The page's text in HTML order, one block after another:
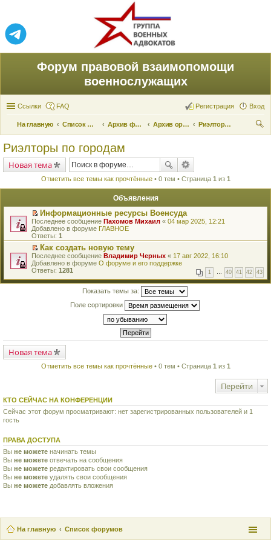
Форум правовой взаимопомощи
военнослужащих
Ссылки FAQ Вход
Регистрация
На главную Список форумов Архив форума Архив органов жилищного обеспечения
Риэлторы по городам
Риэлторы по городам
Новая тема
Отметить все темы как прочтённые• 0 тем • Страница 1 из 1
Объявления
П
е
р
е
й
т
и
к
е
п
р
о
ч
н
м
о
о
б
щ
е
и
ю
Информационные ресурсы Военсуда
Последнее сообщение Пахомов Михаил « 04 мар 2025, 12:21
Добавлено в форуме ГЛАВНОЕ
Ответы: 1
П
е
р
й
о
у
ч
и
т
о
м
у
с
о
о
б
Как создать новую тему
Последнее сообщение Владимир Черных « 17 авг 2022, 16:10
Добавлено в форуме О форуме и его поддержке
Ответы: 1281 1 … 40 41 42 43
Показать темы за:
Поле сортировки
Новая тема
Отметить все темы как прочтённые• 0 тем • Страница 1 из 1
Перейти
КТО СЕЙЧАС НА КОНФЕРЕНЦИИ
Сейчас этот форум просматривают: нет зарегистрированных пользователей и 1
гость
ПРАВА ДОСТУПА
Вы не можете начинать темы
Вы не можете отвечать на сообщения
Вы не можете редактировать свои сообщения
Вы не можете удалять свои сообщения
Вы не можете добавлять вложения
На главную Список форумов